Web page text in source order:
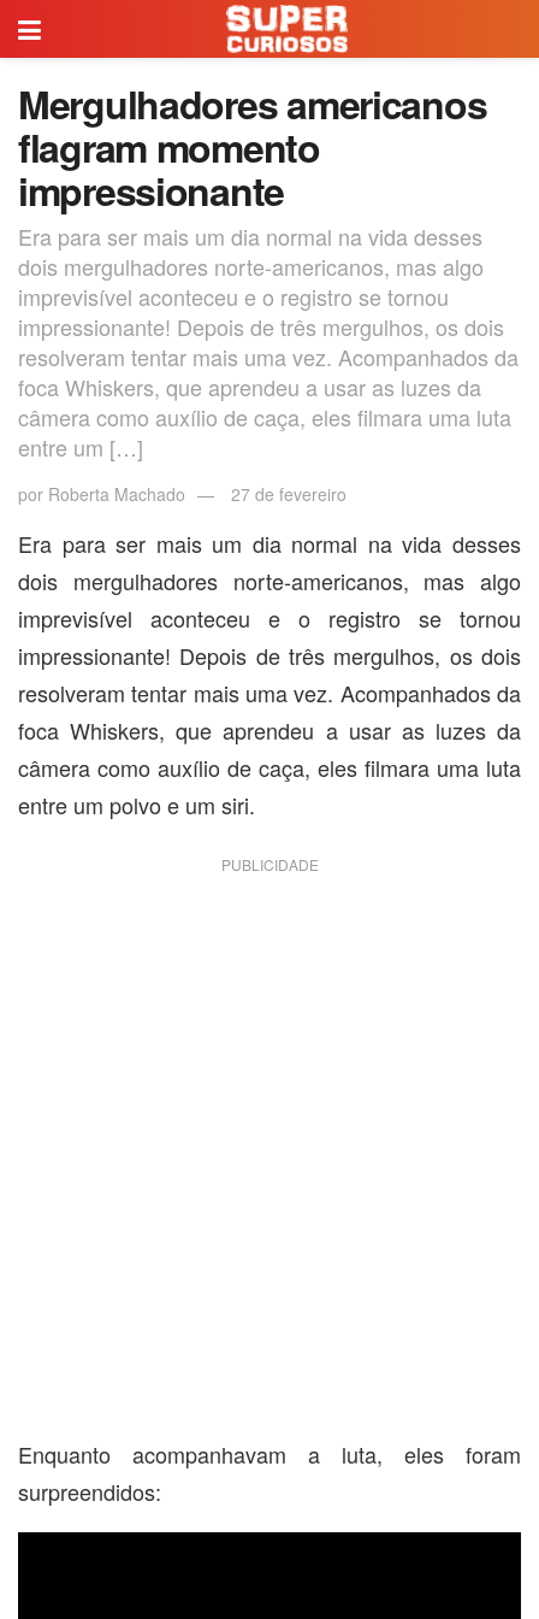
Mergulhadores americanos
flagram momento
impressionante
Era para ser mais um dia normal na vida desses
dois mergulhadores norte-americanos, mas algo
imprevisível aconteceu e o registro se tornou
impressionante! Depois de três mergulhos, os dois
resolveram tentar mais uma vez. Acompanhados da
foca Whiskers, que aprendeu a usar as luzes da
câmera como auxílio de caça, eles filmara uma luta
entre um […]
por Roberta Machado 27 de fevereiro
Era para ser mais um dia normal na vida desses
dois mergulhadores norte-americanos, mas algo
imprevisível aconteceu e o registro se tornou
impressionante! Depois de três mergulhos, os dois
resolveram tentar mais uma vez. Acompanhados da
foca Whiskers, que aprendeu a usar as luzes da
câmera como auxílio de caça, eles filmara uma luta
entre um polvo e um siri.
PUBLICIDADE
Enquanto acompanhavam a luta, eles foram
surpreendidos: